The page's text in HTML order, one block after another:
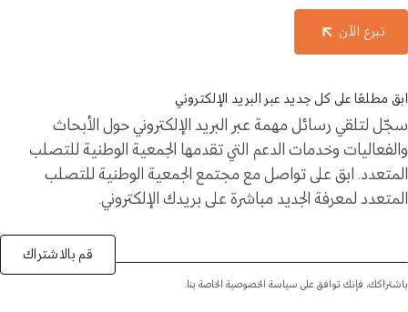
تبرع الآن
ابق مطلعًا على كل جديد عبر البريد الإلكتروني
سجّل لتلقي رسائل مهمة عبر البريد الإلكتروني حول الأبحاث
والفعاليات وخدمات الدعم التي تقدمها الجمعية الوطنية للتصلب
المتعدد. ابق على تواصل مع مجتمع الجمعية الوطنية للتصلب
المتعدد لمعرفة الجديد مباشرة على بريدك الإلكتروني.
باشتراكك، فإنك توافق على سياسة الخصوصية الخاصة بنا.
قم بالاشتراك